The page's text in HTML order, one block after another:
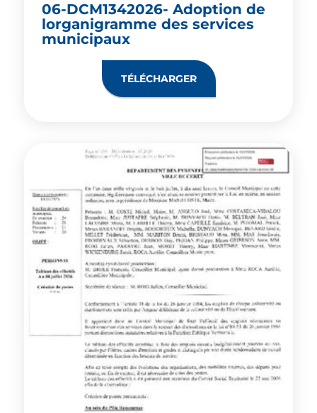
06-DCM1342026- Adoption de
lorganigramme des services
municipaux
TÉLÉCHARGER